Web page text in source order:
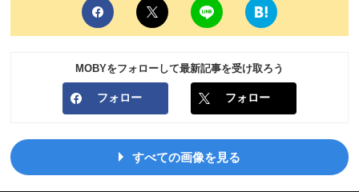
MOBYをフォローして最新記事を受け取ろう
フォロー フォロー
すべての画像を見る